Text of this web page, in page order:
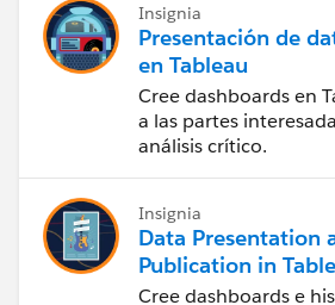
Insignia
Presentación de
en Tableau
Cree dashboards en
a las partes
análisis crítico.
Insignia
Data Presentation
Publication in
Desktop
Cree dashboards e